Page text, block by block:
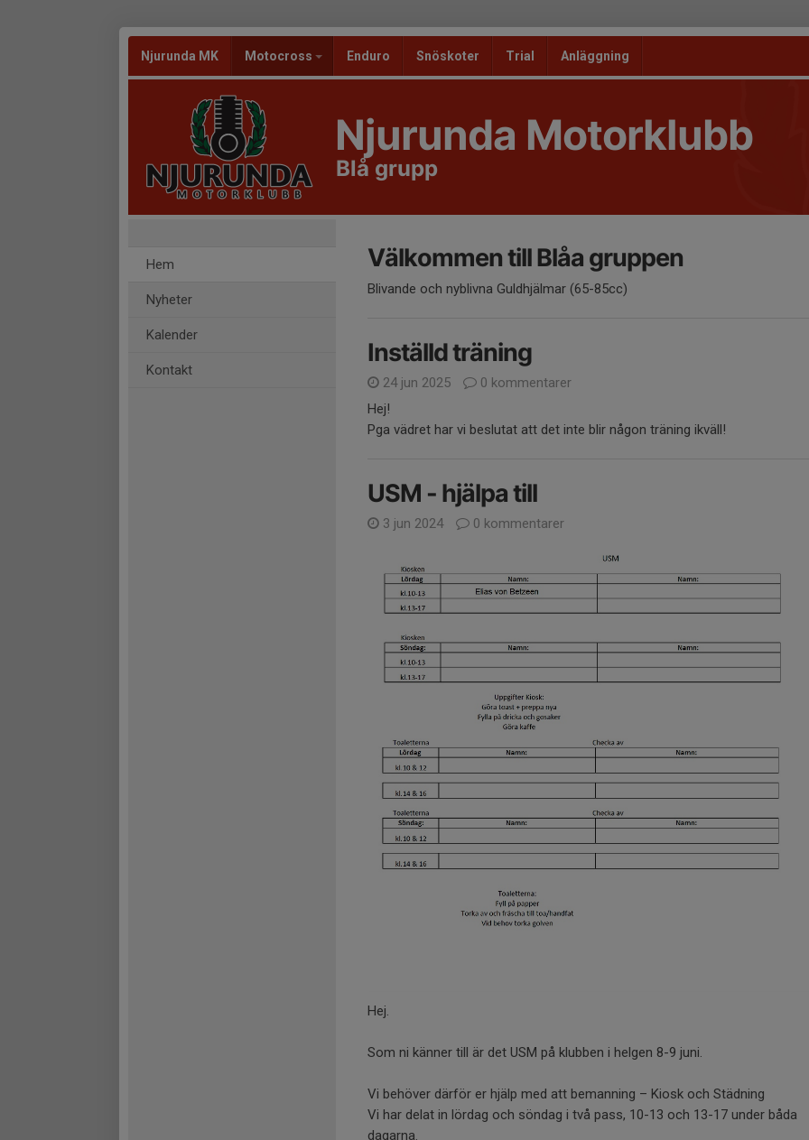
Njurunda MK Motocross Enduro Snöskoter Trial Anläggning
Njurunda Motorklubb
Blå grupp
Hem
Nyheter
Kalender
Kontakt
Välkommen till Blåa gruppen
Blivande och nyblivna Guldhjälmar (65-85cc)
Inställd träning
24 jun 2025
0 kommentarer
Hej!
Pga vädret har vi beslutat att det inte blir någon träning ikväll!
USM - hjälpa till
3 jun 2024 0 kommentarer
Hej.
Som ni känner till är det USM på klubben i helgen 8-9 juni.
Vi behöver därför er hjälp med att bemanning – Kiosk och Städning
Vi har delat in lördag och söndag i två pass, 10-13 och 13-17 under båda
dagarna.